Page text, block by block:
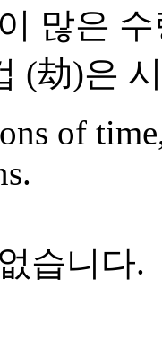
많은
(劫)은
of
습니다.